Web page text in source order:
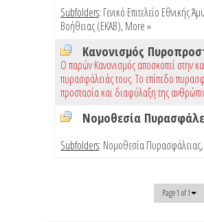
Subfolders: Γενικό Επιτελείο Εθνικής
Βοήθειας (ΕΚΑΒ),More »
Κανονισμός
Ο παρών Κανονισμός αποσκοπεί στην
πυρασφάλειάς τους. Το επίπεδο
προστασία και διαφύλαξη της
Νομοθεσία
Subfolders: Νομοθεσία Πυρασφάλειας,
Page 1 of 1